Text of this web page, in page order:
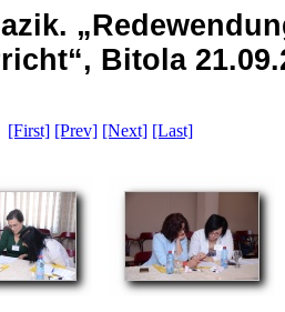
Bitola
[First] [Prev] [Next] [Last]